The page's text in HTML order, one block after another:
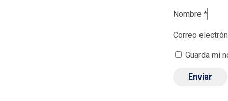
Nombre*
Correo
Guarda mi